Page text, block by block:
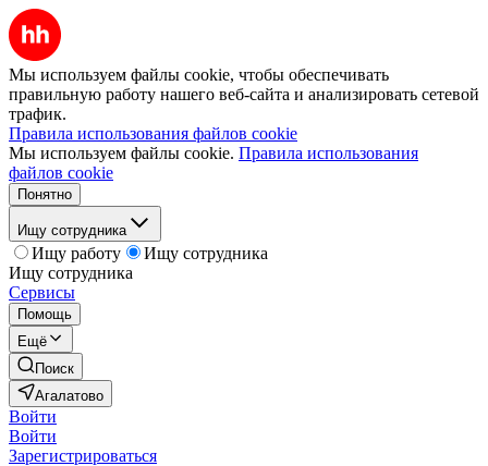
Мы используем файлы cookie, чтобы обеспечивать
правильную работу нашего веб-сайта и анализировать сетевой
трафик.
Правила использования файлов cookie
Мы используем файлы cookie. Правила использования
файлов cookie
Понятно
Ищу сотрудника
Ищу работу
Ищу сотрудника
Ищу сотрудника
Сервисы
Помощь
Ещё
Поиск
Агалатово
Войти
Войти
Зарегистрироваться